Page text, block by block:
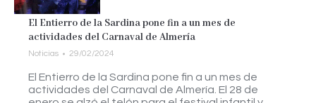
El Entierro de la Sardina pone fin a un mes de
actividades del Carnaval de Almería
Noticias 29/02/2024
El Entierro de la Sardina pone fin a un mes de
actividades del Carnaval de Almería. El 28 de